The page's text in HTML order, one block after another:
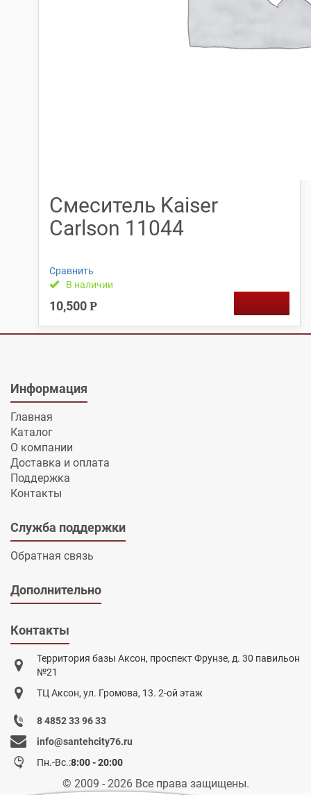
Смеситель Kaiser
Carlson 11044
Сравнить
В наличии
10,500 Р
Информация
Главная
Каталог
О компании
Доставка и оплата
Поддержка
Контакты
Служба поддержки
Обратная связь
Дополнительно
Контакты
Территория базы Аксон, проспект Фрунзе, д. 30 павильон
№21
ТЦ Аксон, ул. Громова, 13. 2-ой этаж
8 4852 33 96 33
info@santehcity76.ru
Пн.-Вс.:8:00 - 20:00
© 2009 - 2026 Все права защищены.